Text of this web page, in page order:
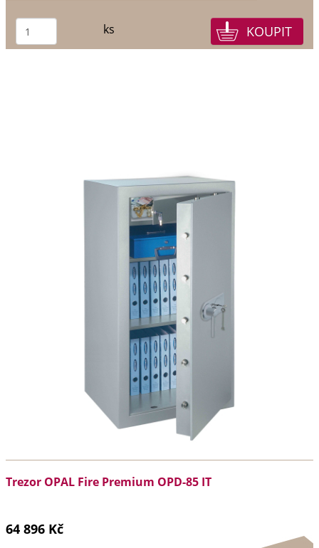
ks
Trezor OPAL Fire Premium OPD-85 IT
64 896 Kč